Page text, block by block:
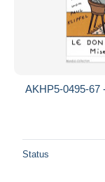
AKHP5-0495-67
Status